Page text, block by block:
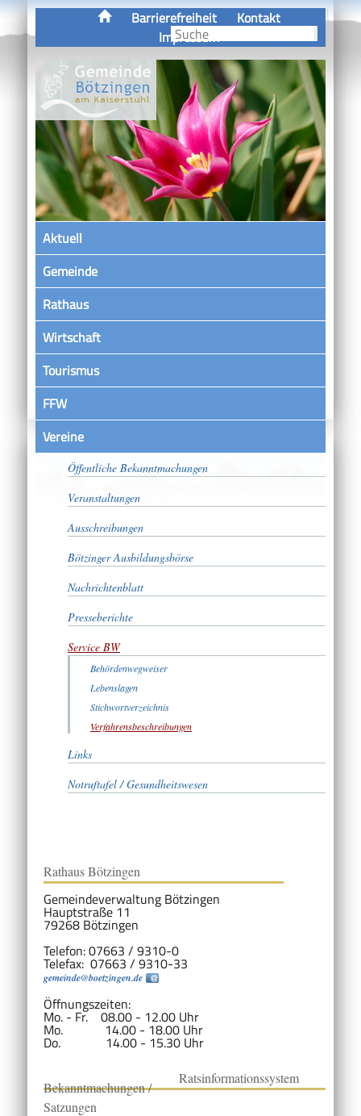
Barrierefreiheit
Kontakt
Impressum
Aktuell
Gemeinde
Rathaus
Wirtschaft
Tourismus
FFW
VereineSatzungen
Öffentliche Bekanntmachungen
Veranstaltungen
Ausschreibungen
Bötzinger Ausbildungsbörse
Nachrichtenblatt
Presseberichte
Service BW
Behördenwegweiser
Lebenslagen
Stichwortverzeichnis
Verfahrensbeschreibungen
Links
Notruftafel / Gesundheitswesen
Rathaus Bötzingen
Gemeindeverwaltung Bötzingen
Hauptstraße 11
79268 Bötzingen
Telefon: 07663 / 9310-0
Telefax: 07663 / 9310-33
gemeinde@boetzingen.de
Öffnungszeiten:
Mo. - Fr. 08.00 - 12.00 Uhr
Mo. 14.00 - 18.00 Uhr
Do. 14.00 - 15.30 Uhr
Bekanntmachungen /
Satzungen
Ratsinformationssystem